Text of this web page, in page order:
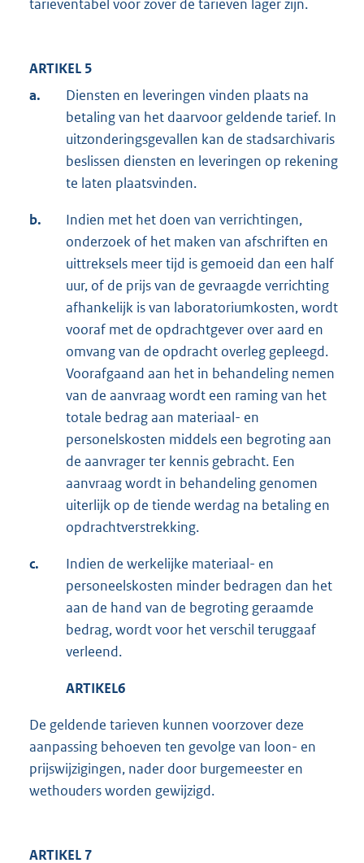
tarieventabel voor zover de tarieven lager zijn.
ARTIKEL 5
a.
Diensten en leveringen vinden plaats na
betaling van het daarvoor geldende tarief. In
uitzonderingsgevallen kan de stadsarchivaris
beslissen diensten en leveringen op rekening
te laten plaatsvinden.
b.
Indien met het doen van verrichtingen,
onderzoek of het maken van afschriften en
uittreksels meer tijd is gemoeid dan een half
uur, of de prijs van de gevraagde verrichting
afhankelijk is van laboratoriumkosten, wordt
vooraf met de opdrachtgever over aard en
omvang van de opdracht overleg gepleegd.
Voorafgaand aan het in behandeling nemen
van de aanvraag wordt een raming van het
totale bedrag aan materiaal- en
personelskosten middels een begroting aan
de aanvrager ter kennis gebracht. Een
aanvraag wordt in behandeling genomen
uiterlijk op de tiende werdag na betaling en
opdrachtverstrekking.
c.
Indien de werkelijke materiaal- en
personeelskosten minder bedragen dan het
aan de hand van de begroting geraamde
bedrag, wordt voor het verschil teruggaaf
verleend.
ARTIKEL6
De geldende tarieven kunnen voorzover deze
aanpassing behoeven ten gevolge van loon- en
prijswijzigingen, nader door burgemeester en
wethouders worden gewijzigd.
ARTIKEL 7